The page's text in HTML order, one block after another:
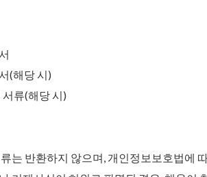
(해당 시)
서류(해당 시)
는 반환하지 않으며, 개인정보보호법에